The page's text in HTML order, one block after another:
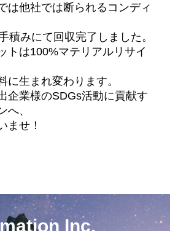
は他社では断られるコンディ
積みにて回収完了しました。
トは100%マテリアルリサイ
に生まれ変わります。
企業様のSDGs活動に貢献す
へ、
ませ！
Inc.